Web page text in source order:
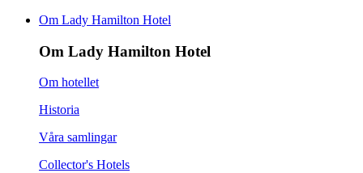
Om Lady Hamilton Hotel
Om Lady Hamilton Hotel
Om hotellet
Historia
Våra samlingar
Collector's Hotels